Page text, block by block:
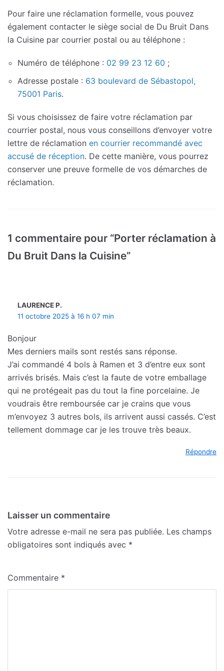
Pour faire une réclamation formelle, vous pouvez
également contacter le siège social de Du Bruit Dans
la Cuisine par courrier postal ou au téléphone :
Numéro de téléphone : 02 99 23 12 60 ;
Adresse postale : 63 boulevard de Sébastopol,
75001 Paris.
Si vous choisissez de faire votre réclamation par
courrier postal, nous vous conseillons d’envoyer votre
lettre de réclamation en courrier recommandé avec
accusé de réception. De cette manière, vous pourrez
conserver une preuve formelle de vos démarches de
réclamation.
1 commentaire pour “Porter réclamation à
Du Bruit Dans la Cuisine”
LAURENCE P.
11 octobre 2025 à 16 h 07 min
Bonjour
Mes derniers mails sont restés sans réponse.
J’ai commandé 4 bols à Ramen et 3 d’entre eux sont
arrivés brisés. Mais c’est la faute de votre emballage
qui ne protégeait pas du tout la fine porcelaine. Je
voudrais être remboursée car je crains que vous
m’envoyez 3 autres bols, ils arrivent aussi cassés. C’est
tellement dommage car je les trouve très beaux.
Répondre
Laisser un commentaire
Votre adresse e-mail ne sera pas publiée. Les champs
obligatoires sont indiqués avec *
Commentaire *